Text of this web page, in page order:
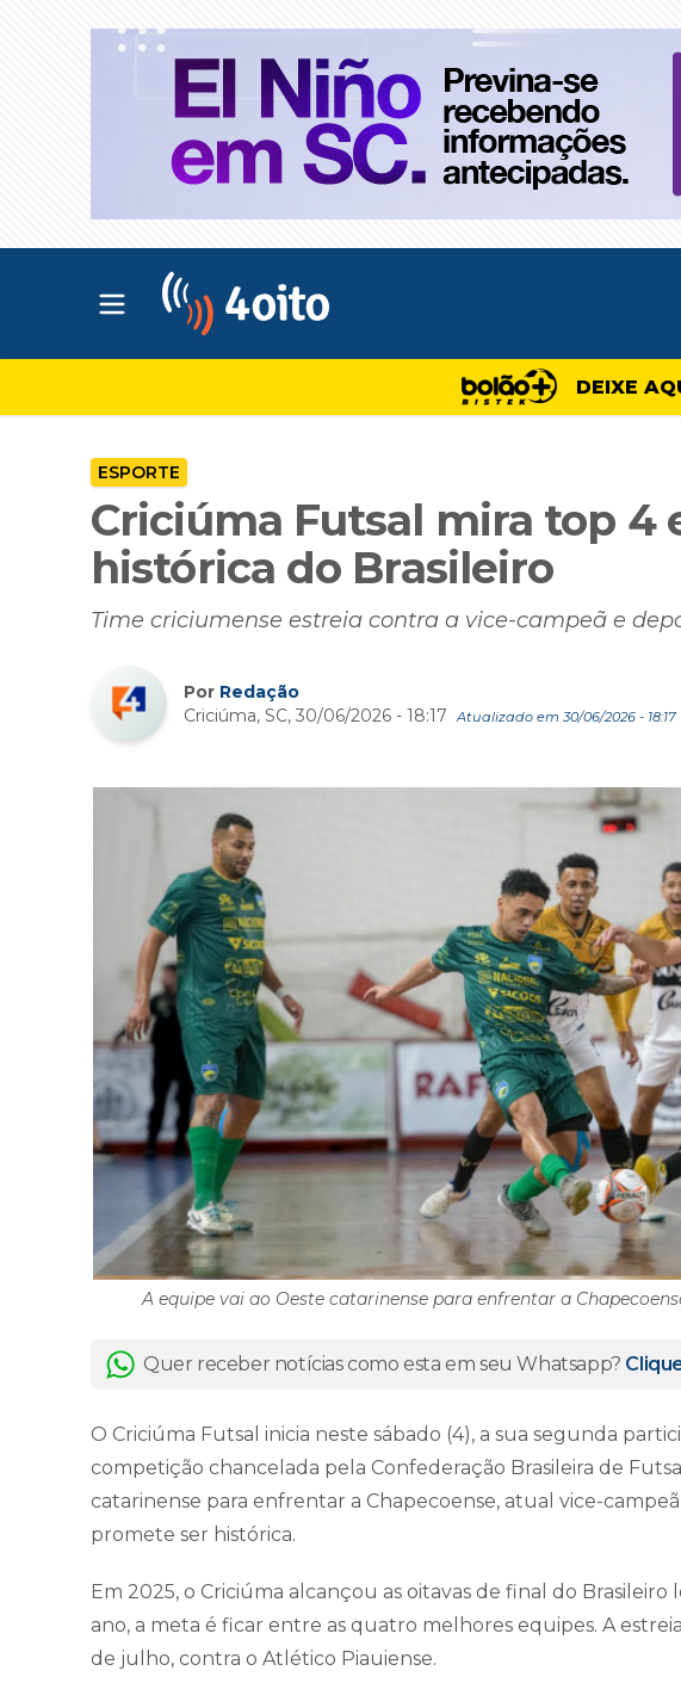
Abrir menu principal
DEIXE
ESPORTE
Criciúma Futsal mira top 4
histórica do Brasileiro
Time criciumense estreia contra a vice-campeã e
Por Redação
Criciúma, SC, 30/06/2026 - 18:17
Atualizado em 30/06/2026 - 18:17
A equipe vai ao Oeste catarinense para enfrentar a
Quer receber notícias como esta em seu Whatsapp?
O Criciúma Futsal inicia neste sábado (4), a sua segunda
competição chancelada pela Confederação Brasileira de
catarinense para enfrentar a Chapecoense, atual vice-
promete ser histórica.
Em 2025, o Criciúma alcançou as oitavas de final do
ano, a meta é ficar entre as quatro melhores equipes. A estreia
de julho, contra o Atlético Piauiense.